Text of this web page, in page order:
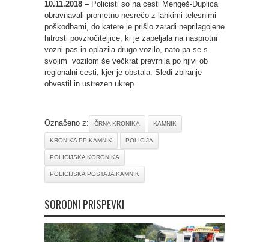
10.11.2018 – Policisti so na cesti Mengeš-Duplica
obravnavali prometno nesrečo z lahkimi telesnimi
poškodbami, do katere je prišlo zaradi neprilagojene
hitrosti povzročiteljice, ki je zapeljala na nasprotni
vozni pas in oplazila drugo vozilo, nato pa se s
svojim vozilom še večkrat prevrnila po njivi ob
regionalni cesti, kjer je obstala. Sledi zbiranje
obvestil in ustrezen ukrep.
Označeno z: ČRNA KRONIKA KAMNIK
KRONIKA PP KAMNIK POLICIJA
POLICIJSKA KORONIKA
POLICIJSKA POSTAJA KAMNIK
SORODNI PRISPEVKI